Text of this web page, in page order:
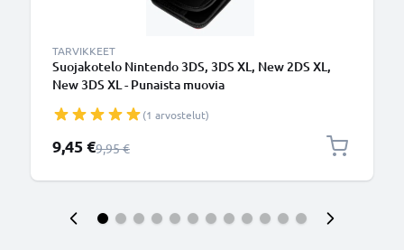
TARVIKKEET
Suojakotelo Nintendo 3DS, 3DS XL, New 2DS XL,
New 3DS XL - Punaista muovia
(1 arvostelut)
Erikoishinta
9,45 €Normaali hinta
9,95 €